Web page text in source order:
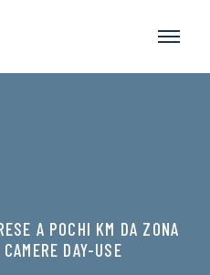
A POCHI KM DA ZONA
DAY-USE